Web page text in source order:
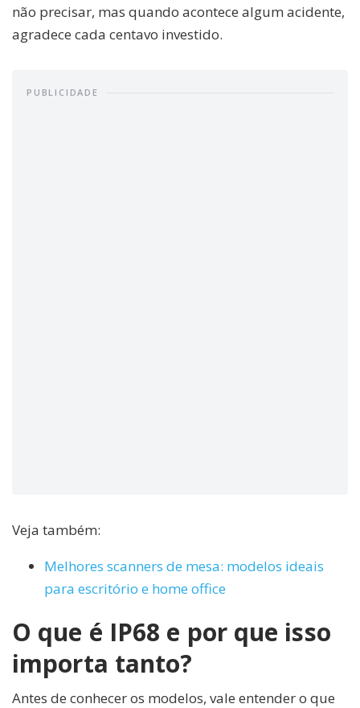
não precisar, mas quando acontece algum acidente,
agradece cada centavo investido.
PUBLICIDADE
Veja também:
Melhores scanners de mesa: modelos ideais
para escritório e home office
O que é IP68 e por que isso
importa tanto?
Antes de conhecer os modelos, vale entender o que